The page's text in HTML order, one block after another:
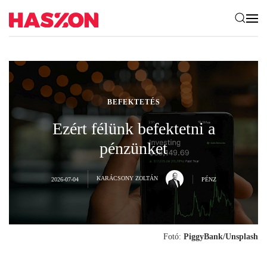
BEFEKTETÉS
Ezért félünk befektetni a
pénzünket
2026-07-04 KARÁCSONY ZOLTÁN PÉNZ
Fotó: PiggyBank/Unsplash